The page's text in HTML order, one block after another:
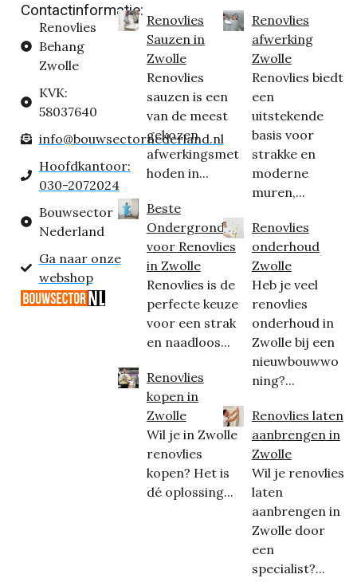
Contactinformatie:
Renovlies
Behang
Zwolle
KVK:
58037640
info@bouwsectornederland.nl
Hoofdkantoor:
030-2072024
Bouwsector
Nederland
Ga naar onze
webshop
Renovlies
Sauzen in
Zwolle
Renovlies
sauzen is een
van de meest
gekozen
afwerkingsmet
hoden in...
Beste
Ondergrond
voor Renovlies
in Zwolle
Renovlies is de
perfecte keuze
voor een strak
en naadloos...
Renovlies
kopen in
Zwolle
Wil je in Zwolle
renovlies
kopen? Het is
dé oplossing...
Renovlies
afwerking
Zwolle
Renovlies biedt
een
uitstekende
basis voor
strakke en
moderne
muren,...
Renovlies
onderhoud
Zwolle
Heb je veel
renovlies
onderhoud in
Zwolle bij een
nieuwbouwwo
ning?...
Renovlies laten
aanbrengen in
Zwolle
Wil je renovlies
laten
aanbrengen in
Zwolle door
een
specialist?...